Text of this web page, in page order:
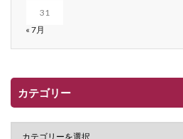
31
« 7月
カテゴリー